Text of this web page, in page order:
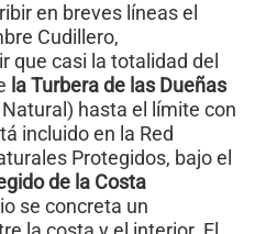
en breves líneas el
Cudillero,
que casi la totalidad del
la Turbera de las Dueñas
hasta el límite con
incluido en la Red
Protegidos, bajo el
de la Costa
se concreta un